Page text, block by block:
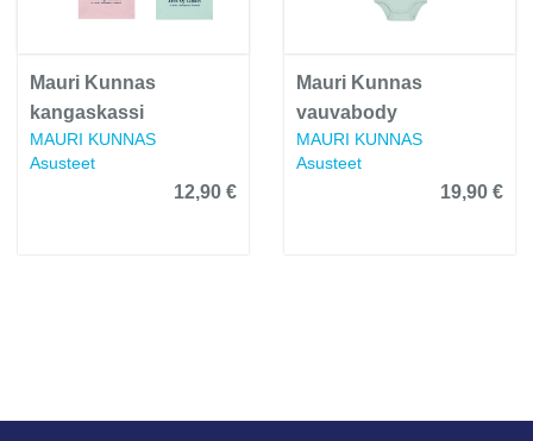
Mauri Kunnas
kangaskassi
MAURI KUNNAS
Asusteet
12,90 €
Mauri Kunnas
vauvabody
MAURI KUNNAS
Asusteet
19,90 €